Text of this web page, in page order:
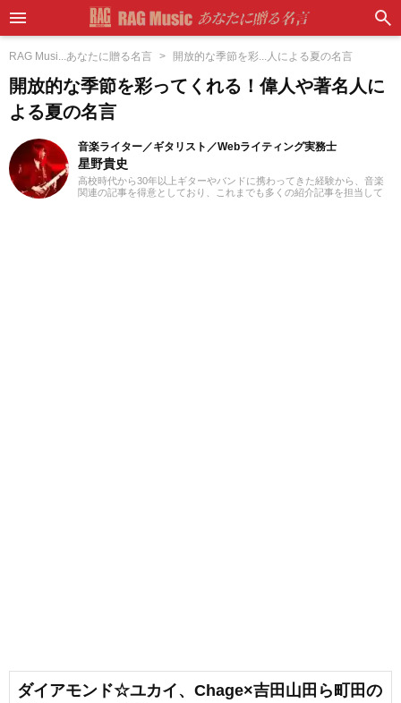
RAG Musi...あなたに贈る名言 開放的な季節を彩...人による夏の名言
開放的な季節を彩ってくれる！偉人や著名人に
よる夏の名言
音楽ライター／ギタリスト／Webライティング実務士
星野貴史
高校時代から30年以上ギターやバンドに携わってきた経験から、音楽
関連の記事を得意としており、これまでも多くの紹介記事を担当して
ダイアモンド☆ユカイ、Chage×吉田山田ら町田の